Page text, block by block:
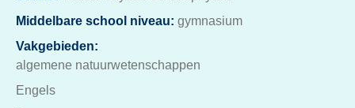
Middelbare school niveau: gymnasium
Vakgebieden:
algemene natuurwetenschappen
Engels